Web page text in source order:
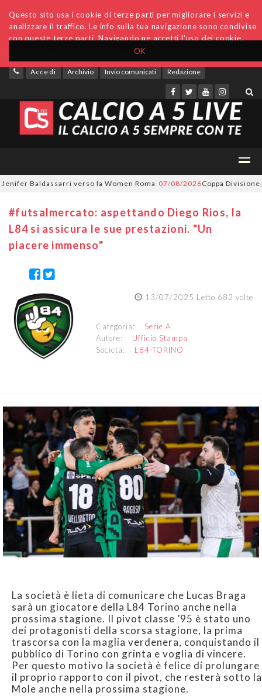
OK
Questo sito usa i cookie di terze parti per migliorare i servizi e
analizzare il traffico. Le info sulla tua navigazione sono condivise
con queste terze parti. Navigando ne accetti l'uso dei cookie.
Accedi Archivio Invio comunicati Redazione
Baldassarri verso la Women Roma 07/08/2026Coppa Divisione, si
#futsalmercato: aspettando Diego Rios, la
L84 si assicura le sue prestazioni. "Un
piacere immenso"
13/07/2025 Letto 682 volte
Categoria: Serie A
Autore: Ufficio Stampa
Società: L84 TORINO
La società è lieta di comunicare che Lucas Braga
sarà un giocatore della L84 Torino anche nella
prossima stagione. Il pivot classe ’95 è stato uno
dei protagonisti della scorsa stagione, la prima
trascorsa con la maglia verdenera, conquistando il
pubblico di Torino con grinta e voglia di vincere.
Per questo motivo la società è felice di prolungare
il proprio rapporto con il pivot, che resterà sotto la
Mole anche nella prossima stagione.